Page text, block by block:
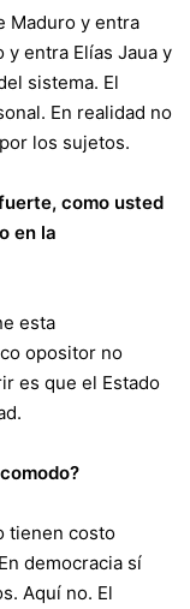
Maduro y entra
y entra Elías Jaua y
sistema. El
En realidad no
los sujetos.
como usted
en la
esta
opositor no
es que el Estado
tienen costo
democracia sí
Aquí no. El